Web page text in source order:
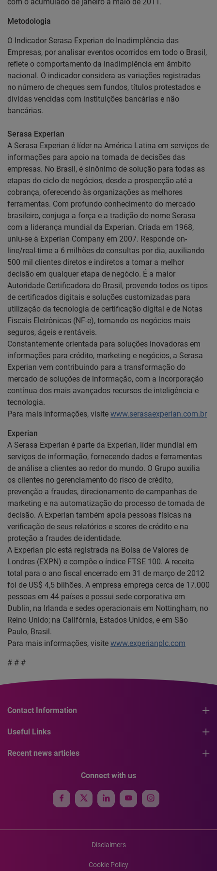
Metodologia
O Indicador Serasa Experian de Inadimplência das
Empresas, por analisar eventos ocorridos em todo o Brasil,
reflete o comportamento da inadimplência em âmbito
nacional. O indicador considera as variações registradas
no número de cheques sem fundos, títulos protestados e
dívidas vencidas com instituições bancárias e não
bancárias.
Serasa Experian
A Serasa Experian é líder na América Latina em serviços de
informações para apoio na tomada de decisões das
empresas. No Brasil, é sinônimo de solução para todas as
etapas do ciclo de negócios, desde a prospecção até a
cobrança, oferecendo às organizações as melhores
ferramentas. Com profundo conhecimento do mercado
brasileiro, conjuga a força e a tradição do nome Serasa
com a liderança mundial da Experian. Criada em 1968,
uniu-se à Experian Company em 2007. Responde on-
line/real-time a 6 milhões de consultas por dia, auxiliando
500 mil clientes diretos e indiretos a tomar a melhor
decisão em qualquer etapa de negócio. É a maior
Autoridade Certificadora do Brasil, provendo todos os tipos
de certificados digitais e soluções customizadas para
utilização da tecnologia de certificação digital e de Notas
Fiscais Eletrônicas (NF-e), tornando os negócios mais
seguros, ágeis e rentáveis.
Constantemente orientada para soluções inovadoras em
informações para crédito, marketing e negócios, a Serasa
Experian vem contribuindo para a transformação do
mercado de soluções de informação, com a incorporação
contínua dos mais avançados recursos de inteligência e
tecnologia.
Para mais informações, visite www.serasaexperian.com.br
Experian
A Serasa Experian é parte da Experian, líder mundial em
serviços de informação, fornecendo dados e ferramentas
de análise a clientes ao redor do mundo. O Grupo auxilia
os clientes no gerenciamento do risco de crédito,
prevenção a fraudes, direcionamento de campanhas de
marketing e na automatização do processo de tomada de
decisão. A Experian também apoia pessoas físicas na
verificação de seus relatórios e scores de crédito e na
proteção a fraudes de identidade.
A Experian plc está registrada na Bolsa de Valores de
Londres (EXPN) e compõe o índice FTSE 100. A receita
total para o ano fiscal encerrado em 31 de março de 2012
foi de US$ 4,5 bilhões. A empresa emprega cerca de 17.000
pessoas em 44 países e possui sede corporativa em
Dublin, na Irlanda e sedes operacionais em Nottingham, no
Reino Unido; na Califórnia, Estados Unidos, e em São
Paulo, Brasil.
Para mais informações, visite www.experianplc.com
# # #
Contact Information
Useful Links
Recent news articles
Connect with us
Disclaimers
Cookie Policy